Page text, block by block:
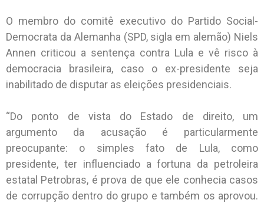
O membro do comitê executivo do Partido Social-
Democrata da Alemanha (SPD, sigla em alemão) Niels
Annen criticou a sentença contra Lula e vê risco à
democracia brasileira, caso o ex-presidente seja
inabilitado de disputar as eleições presidenciais.
“Do ponto de vista do Estado de direito, um
argumento da acusação é particularmente
preocupante: o simples fato de Lula, como
presidente, ter influenciado a fortuna da petroleira
estatal Petrobras, é prova de que ele conhecia casos
de corrupção dentro do grupo e também os aprovou.